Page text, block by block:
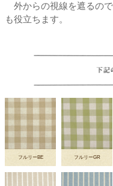
外からの視線を遮るの
も役立ちます。
フルリーBE フルリーGR